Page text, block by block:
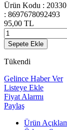
Ürün Kodu : 20330
: 8697678092493
95,00 TL
Sepete Ekle
Tükendi
Gelince Haber Ver
Listeye Ekle
Fiyat Alarmı
Paylaş
Ürün